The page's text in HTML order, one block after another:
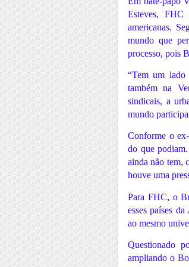
Esteves,
americanas.
mundo que
processo, pois
“Tem um lado
também na
sindicais, a
mundo
Conforme o
do que
ainda não tem,
houve uma
Para FHC, o
esses países
ao mesmo
Questionado
ampliando o